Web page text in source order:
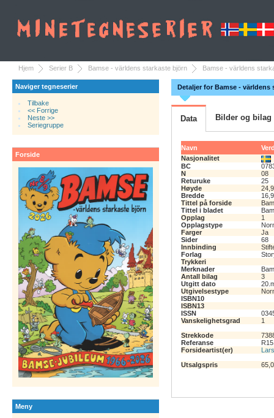
Hjem Serier B Bamse - världens starkaste björn Bamse - världens
Naviger tegneserier
Tilbake
<< Forrige
Neste >>
Seriegruppe
Forside
Meny
Detaljer for Bamse - världens
Data Bilder og bilag
Navn
Nasjonalitet
BC
N
08
Returuke
25
Høyde
Bredde
Tittel på forside
Tittel i bladet
Opplag
1
Opplagstype
Farger
Ja
Sider
68
Innbinding
Forlag
Trykkeri
Merknader
Antall bilag
3
Utgitt dato
Utgivelsestype
ISBN10
ISBN13
ISSN
Vanskelighetsgrad
1
Strekkode
Referanse
Forsideartist(er)
Utsalgspris